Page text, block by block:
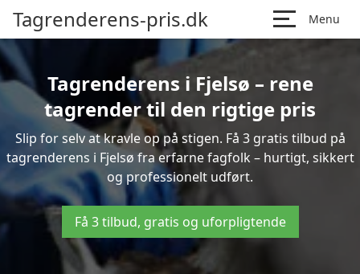
Tagrenderens-pris.dk Menu
Tagrenderens i Fjelsø – rene
tagrender til den rigtige pris
Slip for selv at kravle op på stigen. Få 3 gratis tilbud på
tagrenderens i Fjelsø fra erfarne fagfolk – hurtigt, sikkert
og professionelt udført.
Få 3 tilbud, gratis og uforpligtende